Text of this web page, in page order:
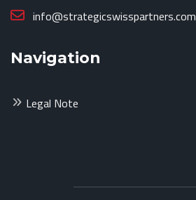
info@strategicswisspartners.com
Navigation
Legal Note